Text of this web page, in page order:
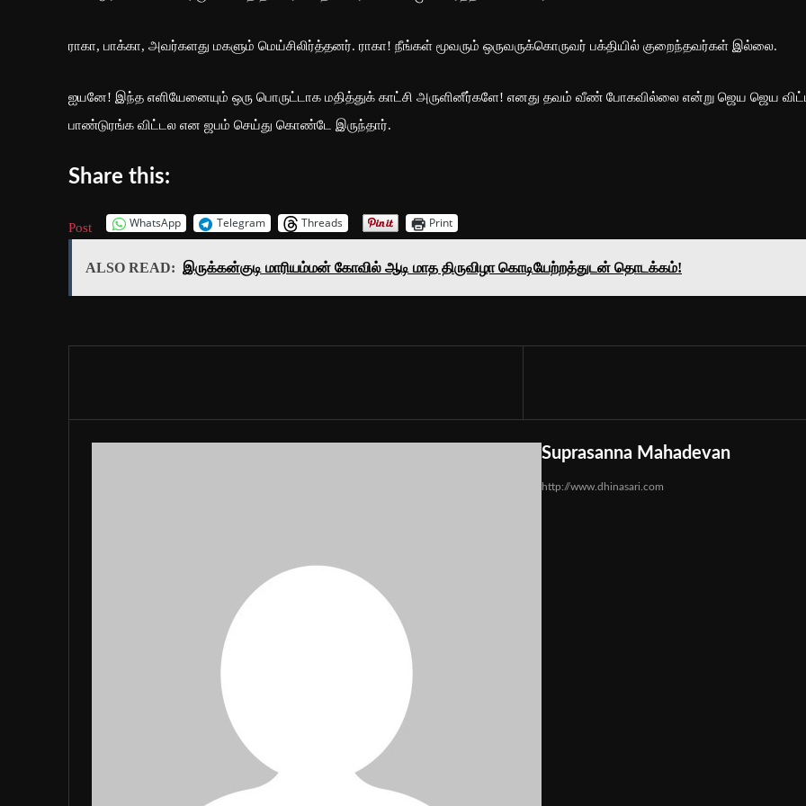
ராகா, பாக்கா, அவர்களது மகளும் மெய்சிலிர்த்தனர். ராகா! நீங்கள் மூவரும் ஒருவருக்கொருவர் பக்தியில் குறைந்தவர்கள் இல்லை.
ஐயனே! இந்த எளியேனையும் ஒரு பொருட்டாக மதித்துக் காட்சி அருளினீர்களே! எனது தவம் வீண் போகவில்லை என்று ஜெய ஜெய
பாண்டுரங்க விட்டல என ஜபம் செய்து கொண்டே இருந்தார்.
Share this:
Post WhatsApp Telegram Threads Print
ALSO READ: இருக்கன்குடி மாரியம்மன் கோவில் ஆடி மாத திருவிழா கொடியேற்றத்துடன் தொடக்கம்!
Suprasanna Mahadevan
http://www.dhinasari.com